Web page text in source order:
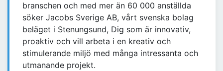
branschen och med mer än 60 000 anställda
söker Jacobs Sverige AB, vårt svenska bolag
beläget i Stenungsund, Dig som är innovativ,
proaktiv och vill arbeta i en kreativ och
stimulerande miljö med många intressanta och
utmanande projekt.